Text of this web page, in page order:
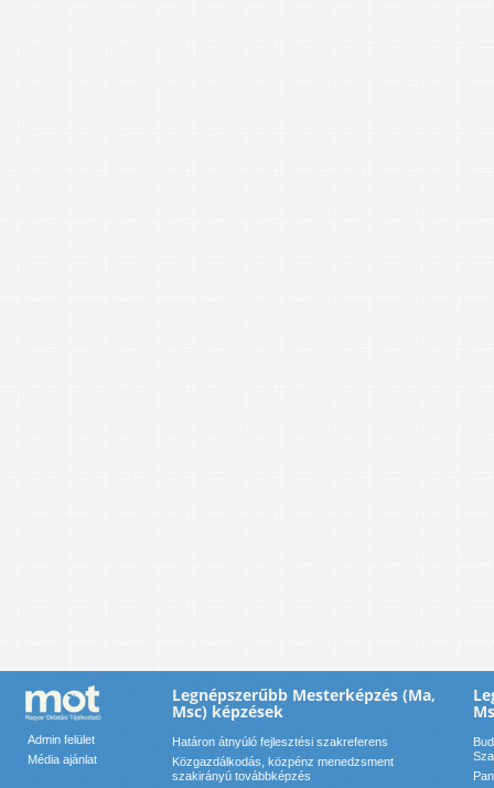
Admin felület
Média ajánlat
Legnépszerűbb Mesterképzés (Ma,
Msc) képzések
Határon átnyúló fejlesztési szakreferens
Közgazdálkodás, közpénz menedzsment
szakirányú továbbképzés